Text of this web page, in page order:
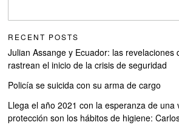
RECENT POSTS
Julian Assange y Ecuador: las revelaciones
rastrean el inicio de la crisis de seguridad
Policía se suicida con su arma de cargo
Llega el año 2021 con la esperanza de una
protección son los hábitos de higiene: